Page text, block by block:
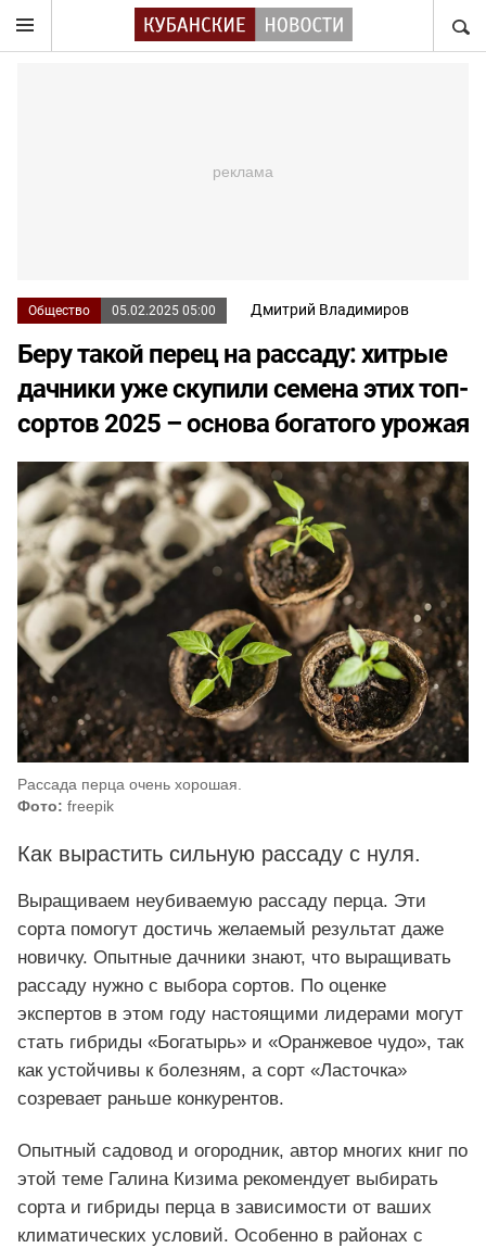
Общество 05.02.2025 05:00 Дмитрий Владимиров
Беру такой перец на рассаду: хитрые
дачники уже скупили семена этих топ-
сортов 2025 – основа богатого урожая
Рассада перца очень хорошая.
Фото: freepik
Как вырастить сильную рассаду с нуля.
Выращиваем неубиваемую рассаду перца. Эти
сорта помогут достичь желаемый результат даже
новичку. Опытные дачники знают, что выращивать
рассаду нужно с выбора сортов. По оценке
экспертов в этом году настоящими лидерами могут
стать гибриды «Богатырь» и «Оранжевое чудо», так
как устойчивы к болезням, а сорт «Ласточка»
созревает раньше конкурентов.
Опытный садовод и огородник, автор многих книг по
этой теме Галина Кизима рекомендует выбирать
сорта и гибриды перца в зависимости от ваших
климатических условий. Особенно в районах с